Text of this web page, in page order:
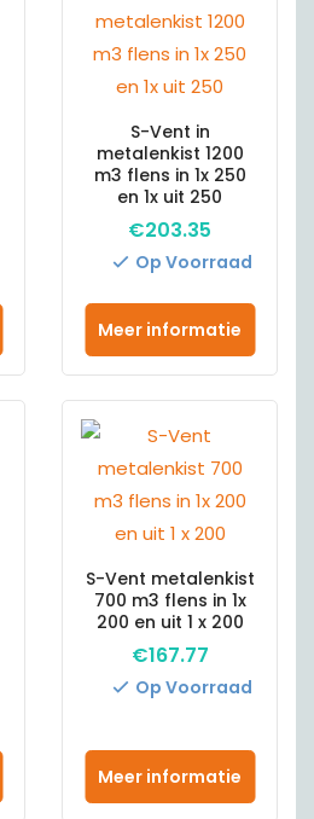
S-Vent in
metalenkist 1200
m3 flens in 1x 250
en 1x uit 250
€203.35
Meer informatie
Op Voorraad
S-Vent metalenkist
700 m3 flens in 1x
200 en uit 1 x 200
€167.77
Meer informatie
Op Voorraad